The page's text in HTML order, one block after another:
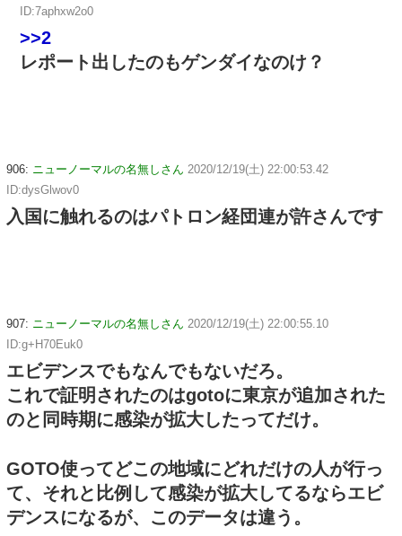
ID:7aphxw2o0
>>2
レポート出したのもゲンダイなのけ？
906: ニューノーマルの名無しさん 2020/12/19(土) 22:00:53.42
ID:dysGlwov0
入国に触れるのはパトロン経団連が許さんです
907: ニューノーマルの名無しさん 2020/12/19(土) 22:00:55.10
ID:g+H70Euk0
エビデンスでもなんでもないだろ。
これで証明されたのはgotoに東京が追加された
のと同時期に感染が拡大したってだけ。
GOTO使ってどこの地域にどれだけの人が行っ
て、それと比例して感染が拡大してるならエビ
デンスになるが、このデータは違う。